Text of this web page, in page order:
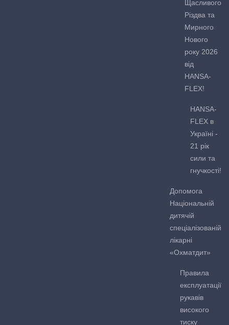
Щасливого
Різдва та
Мирного
Нового
року 2026
від
HANSA-
FLEX!
HANSA-
FLEX в
Україні -
21 рік
сили та
гнучкості!
Допомога
Національній
дитячій
спеціалізованій
лікарні
«Охматдит»
Правила
експлуатації
рукавів
високого
тиску